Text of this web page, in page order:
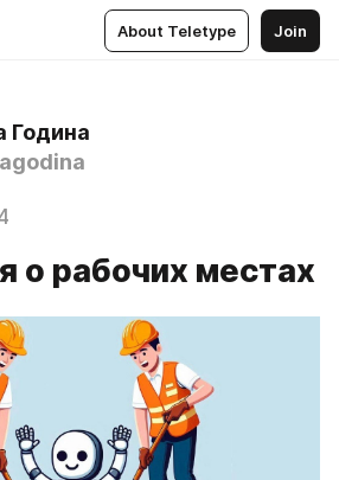
About Teletype Join
Година
о рабочих местах